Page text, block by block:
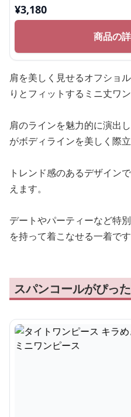
¥3,180
商品の
肩を美しく見せるオフショ
りとフィットするミニ丈ワン
肩のラインを魅力的に演出
がボディラインを美しく際立
トレンド感のあるデザイン
えます。
デートやパーティーなど特
を持って着こなせる一着です
スパンコールがぴっ